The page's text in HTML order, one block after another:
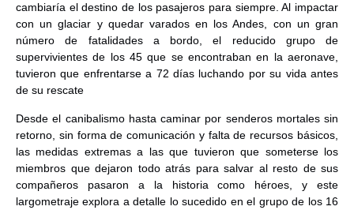
cambiaría el destino de los pasajeros para siempre. Al impactar
con un glaciar y quedar varados en los Andes, con un gran
número de fatalidades a bordo, el reducido grupo de
supervivientes de los 45 que se encontraban en la aeronave,
tuvieron que enfrentarse a 72 días luchando por su vida antes
de su rescate
Desde el canibalismo hasta caminar por senderos mortales sin
retorno, sin forma de comunicación y falta de recursos básicos,
las medidas extremas a las que tuvieron que someterse los
miembros que dejaron todo atrás para salvar al resto de sus
compañeros pasaron a la historia como héroes, y este
largometraje explora a detalle lo sucedido en el grupo de los 16